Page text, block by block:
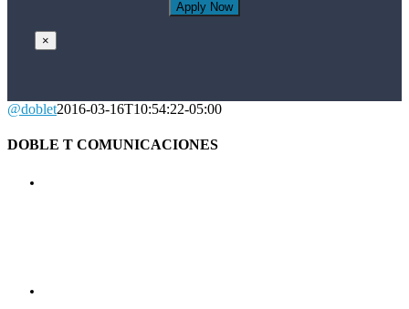
×
@doblet2016-03-16T10:54:22-05:00
DOBLE T COMUNICACIONES